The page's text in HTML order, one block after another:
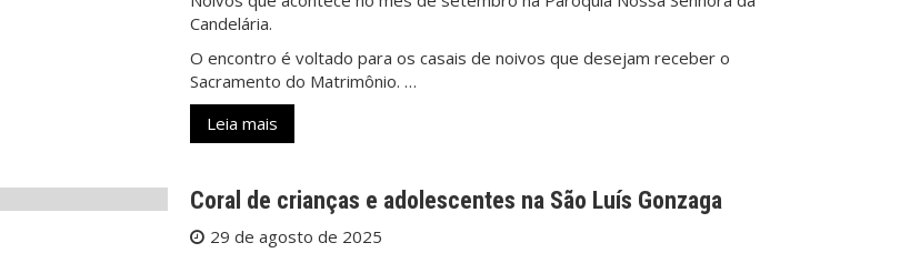
Candelária.
O encontro é voltado para os casais de noivos que desejam receber o
Sacramento do Matrimônio. …
Leia mais
Coral de crianças e adolescentes na São Luís Gonzaga
29 de agosto de 2025